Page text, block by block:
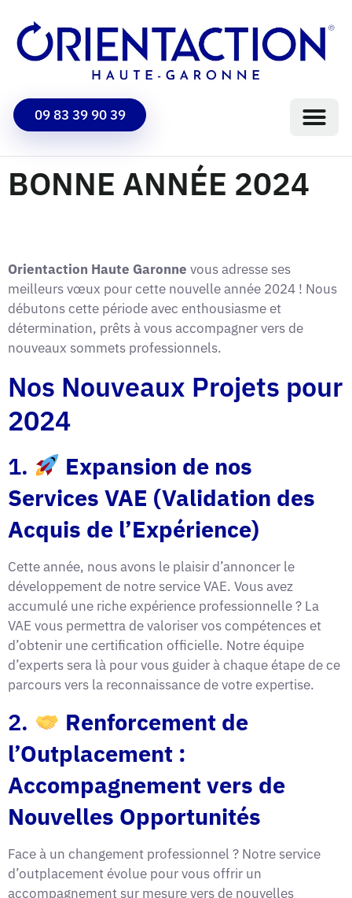
09 83 39 90 39
BONNE ANNÉE 2024
Orientaction Haute Garonne vous adresse ses
meilleurs vœux pour cette nouvelle année 2024 ! Nous
débutons cette période avec enthousiasme et
détermination, prêts à vous accompagner vers de
nouveaux sommets professionnels.
Nos Nouveaux Projets pour
2024
1.
Expansion de nos
Services VAE (Validation des
Acquis de l’Expérience)
Cette année, nous avons le plaisir d’annoncer le
développement de notre service VAE. Vous avez
accumulé une riche expérience professionnelle ? La
VAE vous permettra de valoriser vos compétences et
d’obtenir une certification officielle. Notre équipe
d’experts sera là pour vous guider à chaque étape de ce
parcours vers la reconnaissance de votre expertise.
2.
Renforcement de
l’Outplacement :
Accompagnement vers de
Nouvelles Opportunités
Face à un changement professionnel ? Notre service
d’outplacement évolue pour vous offrir un
accompagnement sur mesure vers de nouvelles